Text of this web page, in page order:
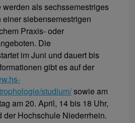
als sechssemestriges
siebensemestrigen
Praxis- oder
Die
im Juni und dauert bis
gibt es auf der
studium/sowie am
am 20. April, 14 bis 18 Uhr,
der Hochschule Niederrhein.